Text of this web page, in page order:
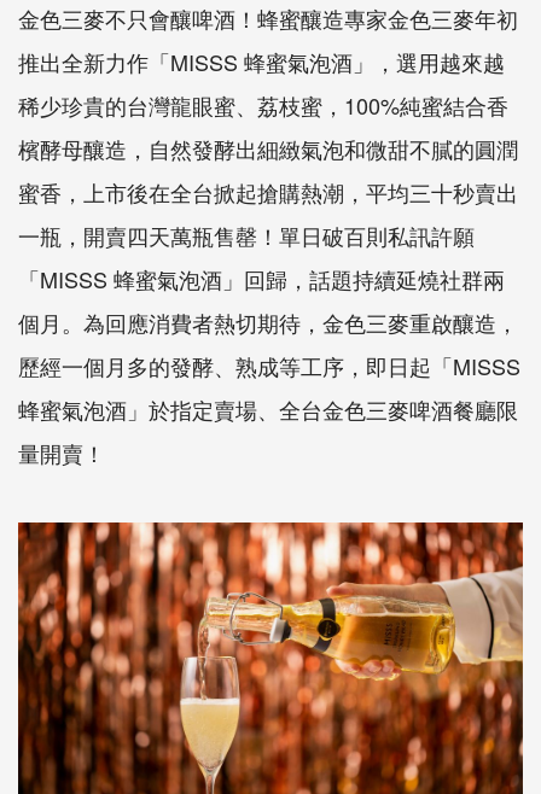
金色三麥不只會釀啤酒！蜂蜜釀造專家金色三麥年初
推出全新力作「MISSS 蜂蜜氣泡酒」，選用越來越
稀少珍貴的台灣龍眼蜜、荔枝蜜，100%純蜜結合香
檳酵母釀造，自然發酵出細緻氣泡和微甜不膩的圓潤
蜜香，上市後在全台掀起搶購熱潮，平均三十秒賣出
一瓶，開賣四天萬瓶售罄！單日破百則私訊許願
「MISSS 蜂蜜氣泡酒」回歸，話題持續延燒社群兩
個月。為回應消費者熱切期待，金色三麥重啟釀造，
歷經一個月多的發酵、熟成等工序，即日起「MISSS
蜂蜜氣泡酒」於指定賣場、全台金色三麥啤酒餐廳限
量開賣！